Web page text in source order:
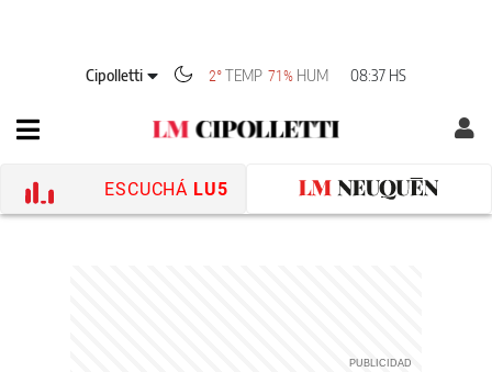
Cipolletti 2° TEMP 71% HUM 08:37 HS
ESCUCHÁ LU5